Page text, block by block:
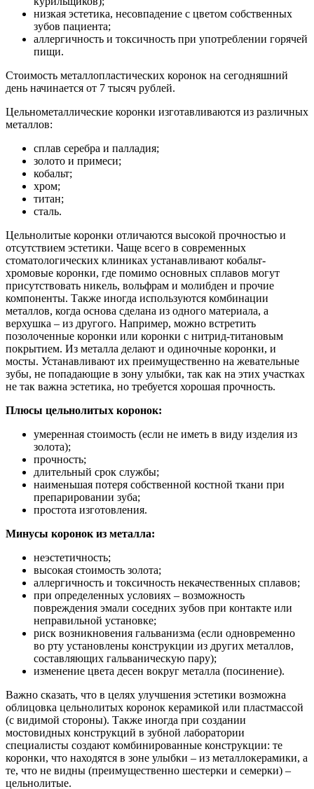
низкая эстетика, несовпадение с цветом собственных
зубов пациента;
аллергичность и токсичность при употреблении горячей
пищи.
Стоимость металлопластических коронок на сегодняшний
день начинается от 7 тысяч рублей.
Цельнометаллические коронки изготавливаются из различных
металлов:
сплав серебра и палладия;
золото и примеси;
кобальт;
хром;
титан;
сталь.
Цельнолитые коронки отличаются высокой прочностью и
отсутствием эстетики. Чаще всего в современных
стоматологических клиниках устанавливают кобальт-
хромовые коронки, где помимо основных сплавов могут
присутствовать никель, вольфрам и молибден и прочие
компоненты. Также иногда используются комбинации
металлов, когда основа сделана из одного материала, а
верхушка – из другого. Например, можно встретить
позолоченные коронки или коронки с нитрид-титановым
покрытием. Из металла делают и одиночные коронки, и
мосты. Устанавливают их преимущественно на жевательные
зубы, не попадающие в зону улыбки, так как на этих участках
не так важна эстетика, но требуется хорошая прочность.
Плюсы цельнолитых коронок:
умеренная стоимость (если не иметь в виду изделия из
золота);
прочность;
длительный срок службы;
наименьшая потеря собственной костной ткани при
препарировании зуба;
простота изготовления.
Минусы коронок из металла:
неэстетичность;
высокая стоимость золота;
аллергичность и токсичность некачественных сплавов;
при определенных условиях – возможность
повреждения эмали соседних зубов при контакте или
неправильной установке;
риск возникновения гальванизма (если одновременно
во рту установлены конструкции из других металлов,
составляющих гальваническую пару);
изменение цвета десен вокруг металла (посинение).
Важно сказать, что в целях улучшения эстетики возможна
облицовка цельнолитых коронок керамикой или пластмассой
(с видимой стороны). Также иногда при создании
мостовидных конструкций в зубной лаборатории
специалисты создают комбинированные конструкции: те
коронки, что находятся в зоне улыбки – из металлокерамики, а
те, что не видны (преимущественно шестерки и семерки) –
цельнолитые.